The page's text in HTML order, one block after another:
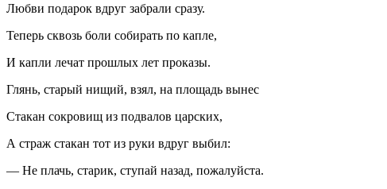
Любви подарок вдруг забрали сразу.
Теперь сквозь боли собирать по капле,
И капли лечат прошлых лет проказы.
Глянь, старый нищий, взял, на площадь вынес
Стакан сокровищ из подвалов царских,
А страж стакан тот из руки вдруг выбил:
— Не плачь, старик, ступай назад, пожалуйста.